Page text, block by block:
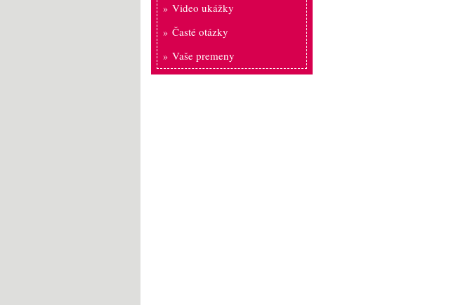
Video ukážky
Časté otázky
Vaše premeny